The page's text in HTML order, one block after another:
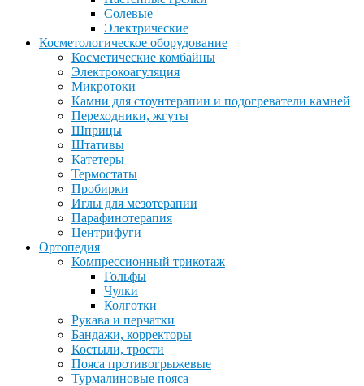
Солевые
Электрические
Косметологическое оборудование
Косметические комбайны
Электрокоагуляция
Микротоки
Камни для стоунтерапии и подогреватели камней
Переходники, жгуты
Шприцы
Штативы
Катетеры
Термостаты
Пробирки
Иглы для мезотерапии
Парафинотерапия
Центрифуги
Ортопедия
Компрессионный трикотаж
Гольфы
Чулки
Колготки
Рукава и перчатки
Бандажи, корректоры
Костыли, трости
Пояса противогрыжевые
Турмалиновые пояса